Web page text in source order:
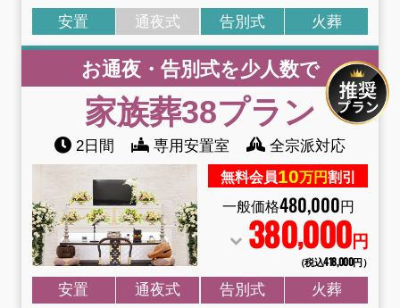
安置 通夜式 告別式 火葬
お通夜・告別式を少人数で
家族葬38プラン
2日間 専用安置室 全宗派対応
無料会員10万円割引
一般価格480,000円
380,000円
（税込418,000円）
安置 通夜式 告別式 火葬